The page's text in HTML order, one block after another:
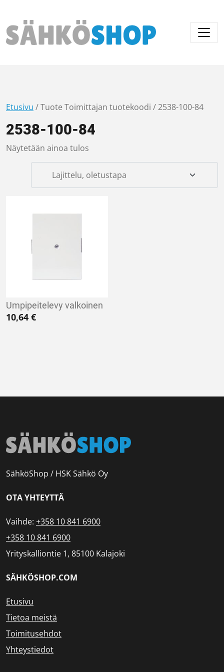
Päävalikko
Etusivu / Tuote Toimittajan tuotekoodi / 2538-100-84
2538-100-84
Näytetään ainoa tulos
Umpipeitelevy valkoinen
10,64 €
SähköShop / HSK Sähkö Oy
OTA YHTEYTTÄ
Vaihde: +358 10 841 6900
+358 10 841 6900
Yrityskalliontie 1, 85100 Kalajoki
SÄHKÖSHOP.COM
Etusivu
Tietoa meistä
Toimitusehdot
Yhteystiedot